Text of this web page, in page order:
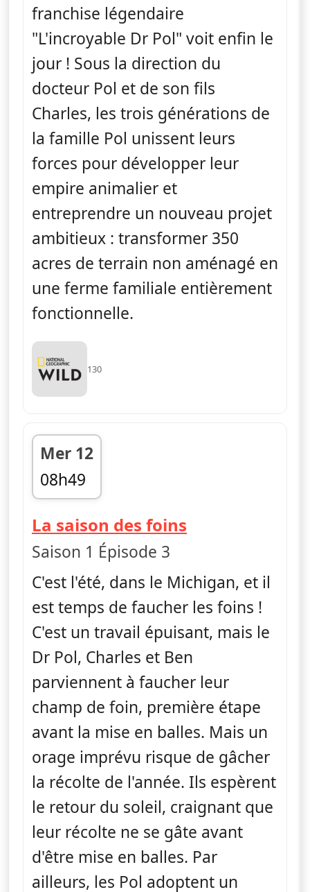
franchise légendaire
"L'incroyable Dr Pol" voit enfin le
jour ! Sous la direction du
docteur Pol et de son fils
Charles, les trois générations de
la famille Pol unissent leurs
forces pour développer leur
empire animalier et
entreprendre un nouveau projet
ambitieux : transformer 350
acres de terrain non aménagé en
une ferme familiale entièrement
fonctionnelle.
130
Mer 12
08h49
fin 09h10
La saison des foins
Saison 1 Épisode 3
C'est l'été, dans le Michigan, et il
est temps de faucher les foins !
C'est un travail épuisant, mais le
Dr Pol, Charles et Ben
parviennent à faucher leur
champ de foin, première étape
avant la mise en balles. Mais un
orage imprévu risque de gâcher
la récolte de l'année. Ils espèrent
le retour du soleil, craignant que
leur récolte ne se gâte avant
d'être mise en balles. Par
ailleurs, les Pol adoptent un